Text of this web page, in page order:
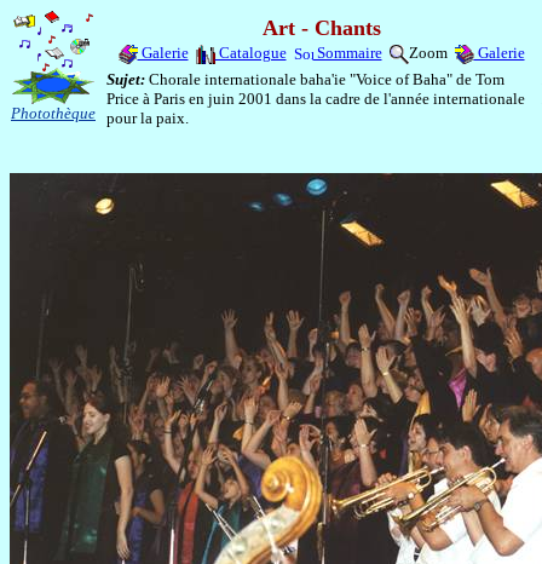
Photothèque
Art - Chants
Galerie Catalogue Sommaire Zoom
Galerie
Sujet: Chorale internationale baha'ie "Voice of Baha" de Tom
Price à Paris en juin 2001 dans la cadre de l'année internationale
pour la paix.